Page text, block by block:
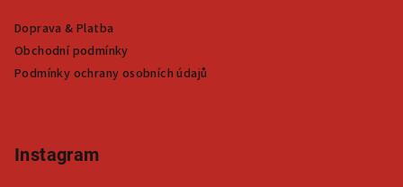
Doprava & Platba
Obchodní podmínky
Podmínky ochrany osobních údajů
Instagram